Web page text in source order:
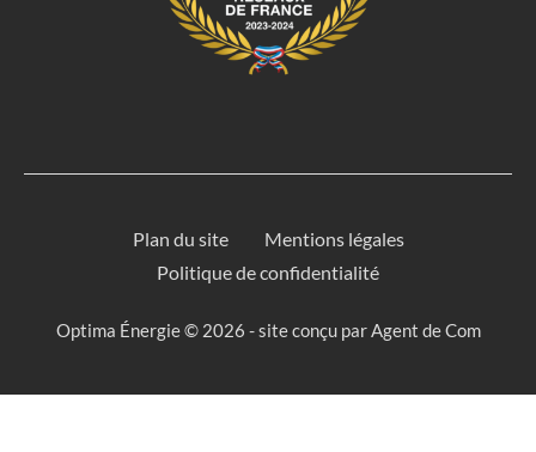
Plan du site
Mentions légales
Politique de confidentialité
Optima Énergie © 2026 - site conçu parAgent de Com